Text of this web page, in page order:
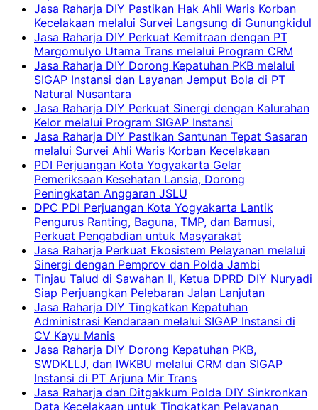
Jasa Raharja DIY Pastikan Hak Ahli Waris Korban
Kecelakaan melalui Survei Langsung di Gunungkidul
Jasa Raharja DIY Perkuat Kemitraan dengan PT
Margomulyo Utama Trans melalui Program CRM
Jasa Raharja DIY Dorong Kepatuhan PKB melalui
SIGAP Instansi dan Layanan Jemput Bola di PT
Natural Nusantara
Jasa Raharja DIY Perkuat Sinergi dengan Kalurahan
Kelor melalui Program SIGAP Instansi
Jasa Raharja DIY Pastikan Santunan Tepat Sasaran
melalui Survei Ahli Waris Korban Kecelakaan
PDI Perjuangan Kota Yogyakarta Gelar
Pemeriksaan Kesehatan Lansia, Dorong
Peningkatan Anggaran JSLU
DPC PDI Perjuangan Kota Yogyakarta Lantik
Pengurus Ranting, Baguna, TMP, dan Bamusi,
Perkuat Pengabdian untuk Masyarakat
Jasa Raharja Perkuat Ekosistem Pelayanan melalui
Sinergi dengan Pemprov dan Polda Jambi
Tinjau Talud di Sawahan II, Ketua DPRD DIY Nuryadi
Siap Perjuangkan Pelebaran Jalan Lanjutan
Jasa Raharja DIY Tingkatkan Kepatuhan
Administrasi Kendaraan melalui SIGAP Instansi di
CV Kayu Manis
Jasa Raharja DIY Dorong Kepatuhan PKB,
SWDKLLJ, dan IWKBU melalui CRM dan SIGAP
Instansi di PT Arjuna Mir Trans
Jasa Raharja dan Ditgakkum Polda DIY Sinkronkan
Data Kecelakaan untuk Tingkatkan Pelayanan